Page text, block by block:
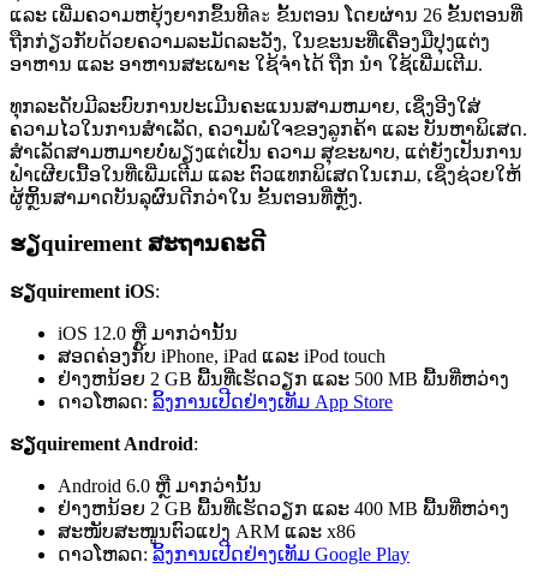
ແລະ ເພີ່ມຄວາມຫຍຸ້ງຍາກຂຶ້ນທີละ ຂັ້ນຕອນ ໂດຍຜ່ານ 26 ຂັ້ນຕອນທີ່
ຖືກກ່ຽວກັບດ້ວຍຄວາມລະມັດລະວັງ, ໃນຂະນະທີ່ເຄື່ອງມືປຸງແຕ່ງ
ອາຫານ ແລະ ອາຫານສະເພາະ ໃຊ້ຈໍາໄດ້ ຖືກ ນຳ ໃຊ້ເພີ່ມເຕີມ.
ທຸກລະດັບມີລະບົບການປະເມີນຄະແນນສາມຫມາຍ, ເຊິ່ງອີງໃສ່
ຄວາມໄວໃນການສໍາເລັດ, ຄວາມພໍໃຈຂອງລູກຄ້າ ແລະ ບັນຫາພິເສດ.
ສໍາເລັດສາມຫມາຍບໍ່ພຽງແຕ່ເປັນ ຄວາມ ສຸຂະພາບ, ແຕ່ຍັງເປັນການ
ຟໍາເຜີຍເນື້ອໃນທີ່ເພີ່ມເຕີມ ແລະ ຕົວແທກພິເສດໃນເກມ, ເຊິ່ງຊ່ວຍໃຫ້
ຜູ້ຫຼິ້ນສາມາດບັນລຸຜົນດີກວ່າໃນ ຂັ້ນຕອນທີ່ຫຼັງ.
ຮຽquirement ສະຖານຄະດີ
ຮຽquirement iOS:
iOS 12.0 ຫຼື ມາກວ່ານັ້ນ
ສອດຄ່ອງກັບ iPhone, iPad ແລະ iPod touch
ຢ່າງຫນ້ອຍ 2 GB ພື້ນທີ່ເຮັດວຽກ ແລະ 500 MB ພື້ນທີ່ຫວ່າງ
ດາວໂຫລດ: ລິ້ງການເປີດຢ່າງເທັມ App Store
ຮຽquirement Android:
Android 6.0 ຫຼື ມາກວ່ານັ້ນ
ຢ່າງຫນ້ອຍ 2 GB ພື້ນທີ່ເຮັດວຽກ ແລະ 400 MB ພື້ນທີ່ຫວ່າງ
ສະໜັບສະໜູນຕົວແປງ ARM ແລະ x86
ດາວໂຫລດ: ລິ້ງການເປີດຢ່າງເທັມ Google Play